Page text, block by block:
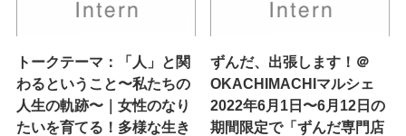
トークテーマ：「人」と関
わるということ〜私たちの
人生の軌跡〜｜女性のなり
たいを育てる！多様な生き
ずんだ、出張します！＠
OKACHIMACHIマルシェ
2022年6月1日〜6月12日の
期間限定で「ずんだ専門店